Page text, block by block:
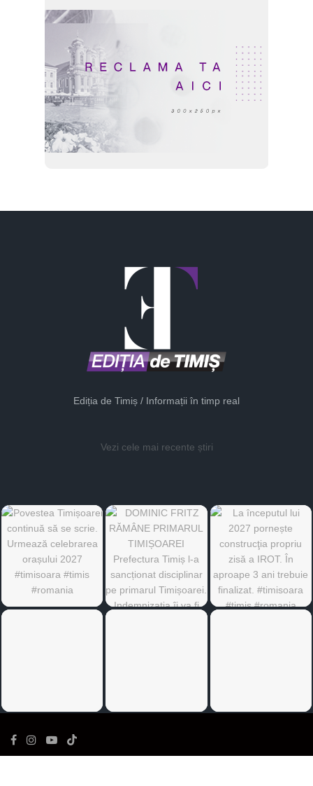
Ediția de Timiș / Informații în timp real
Vezi cele mai recente știri